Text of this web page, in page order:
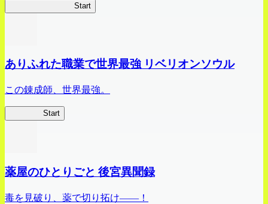
Start
ありふれた職業で世界最強 リベリオンソウル
この錬成師、世界最強。
Start
薬屋のひとりごと 後宮異聞録
毒を見破り、薬で切り拓け――！